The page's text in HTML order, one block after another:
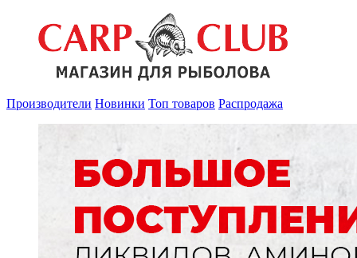
Производители Новинки Топ товаров Распродажа